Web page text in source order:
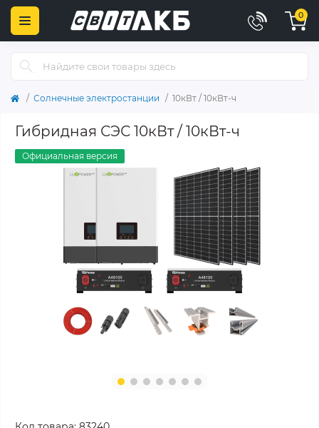
0
Солнечные электростанции 10кВт / 10кВт-ч
Гибридная СЭС 10кВт / 10кВт-ч
Официальная версия